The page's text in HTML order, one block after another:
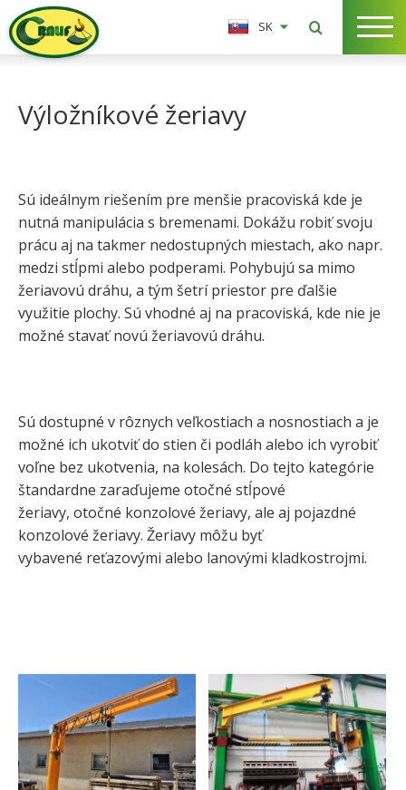
SK
Výložníkové žeriavy
Sú ideálnym riešením pre menšie pracoviská kde je
nutná manipulácia s bremenami. Dokážu robiť svoju
prácu aj na takmer nedostupných miestach, ako napr.
medzi stĺpmi alebo podperami. Pohybujú sa mimo
žeriavovú dráhu, a tým šetrí priestor pre ďalšie
využitie plochy. Sú vhodné aj na pracoviská, kde nie je
možné stavať novú žeriavovú dráhu.
Sú dostupné v rôznych veľkostiach a nosnostiach a je
možné ich ukotviť do stien či podláh alebo ich vyrobiť
voľne bez ukotvenia, na kolesách. Do tejto kategórie
štandardne zaraďujeme otočné stĺpové
žeriavy, otočné konzolové žeriavy, ale aj pojazdné
konzolové žeriavy. Žeriavy môžu byť
vybavené reťazovými alebo lanovými kladkostrojmi.